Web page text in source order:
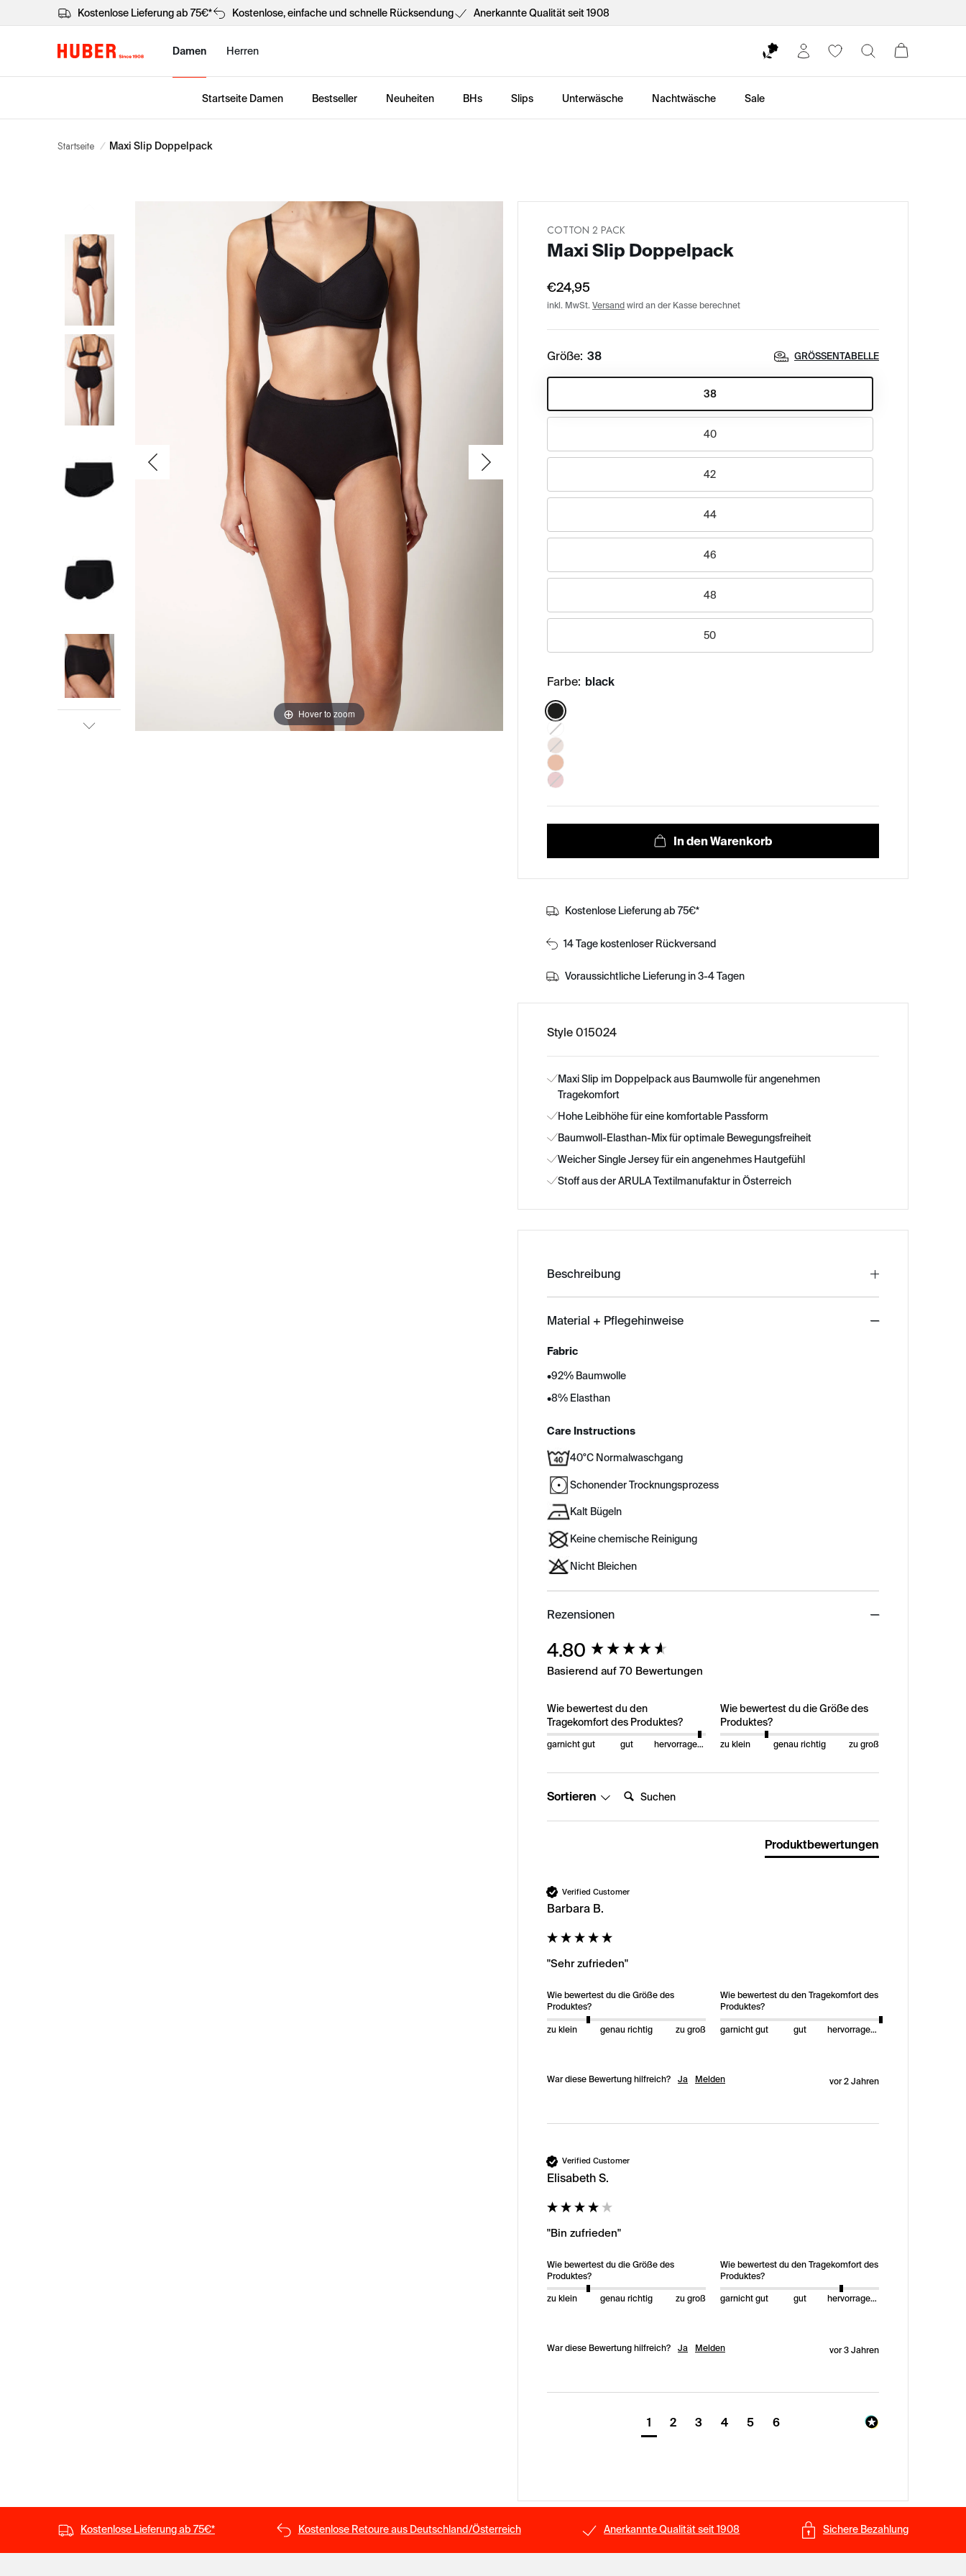
Kostenlose Lieferung ab 75€* Kostenlose, einfache und schnelle Rücksendung Anerkannte Qualität seit 1908
Damen Herren
Startseite Damen Bestseller Neuheiten BHs Slips Unterwäsche Nachtwäsche Sale
Startseite / Maxi Slip Doppelpack
Hover to zoom
COTTON 2 PACK
Maxi Slip Doppelpack
€24,95
inkl. MwSt. Versand wird an der Kasse berechnet
Größe: 38 GRÖSSENTABELLE
38
40
42
44
46
48
50
Farbe: black
Color:
Kostenlose Lieferung ab 75€*
14 Tage kostenloser Rückversand
Voraussichtliche Lieferung in 3-4 Tagen
Style 015024
Maxi Slip im Doppelpack aus Baumwolle für angenehmen
Tragekomfort
Hohe Leibhöhe für eine komfortable Passform
Baumwoll-Elasthan-Mix für optimale Bewegungsfreiheit
Weicher Single Jersey für ein angenehmes Hautgefühl
Stoff aus der ARULA Textilmanufaktur in Österreich
Beschreibung
Material + Pflegehinweise
Fabric
•92% Baumwolle
•8% Elasthan
Care Instructions
40°C Normalwaschgang
Schonender Trocknungsprozess
Kalt Bügeln
Keine chemische Reinigung
Nicht Bleichen
Rezensionen
4.80
Basierend auf 70 Bewertungen
Wie bewertest du den
Tragekomfort des Produktes?
garnicht gut gut hervorragend
Wie bewertest du die Größe des
Produktes?
zu klein genau richtig zu groß
Sortieren
Suchen:
Produktbewertungen
Verified Customer
Barbara B.
"Sehr zufrieden"
Wie bewertest du die Größe des
Produktes?
zu klein genau richtig zu groß
Wie bewertest du den Tragekomfort des
Produktes?
garnicht gut gut hervorragend
War diese Bewertung hilfreich? Ja Melden vor 2 Jahren
Verified Customer
Elisabeth S.
"Bin zufrieden"
Wie bewertest du die Größe des
Produktes?
zu klein genau richtig zu groß
Wie bewertest du den Tragekomfort des
Produktes?
garnicht gut gut hervorragend
War diese Bewertung hilfreich? Ja Melden vor 3 Jahren
1 2 3 4 5 6
New content loaded
Kostenlose Lieferung ab 75€* Kostenlose Retoure aus Deutschland/Österreich Anerkannte Qualität seit 1908 Sichere Bezahlung